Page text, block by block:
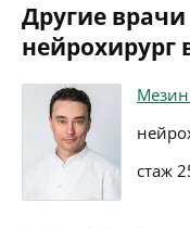
Другие
нейрохирург
стаж